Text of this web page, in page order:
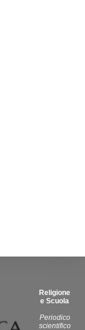
Religione
e Scuola
Periodico
scientifico